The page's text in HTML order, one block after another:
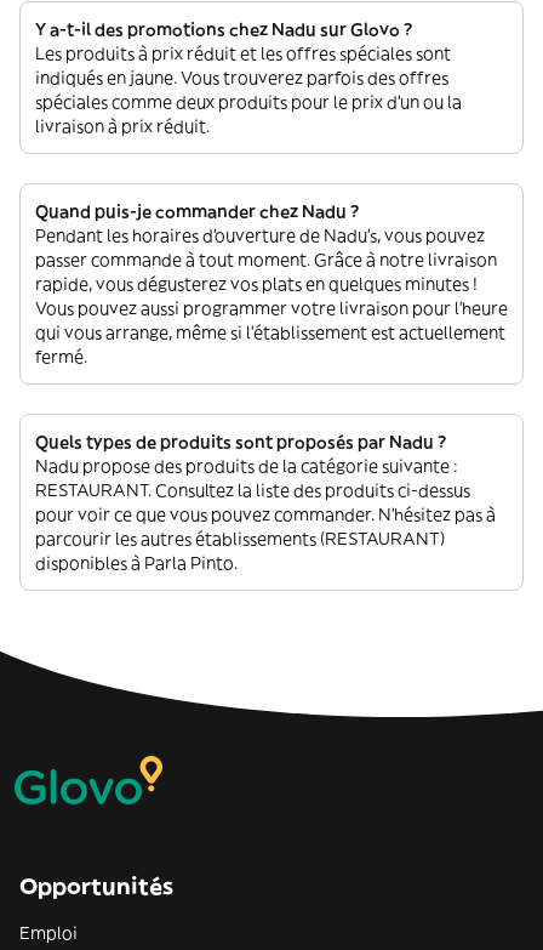
Y a-t-il des promotions chez Nadu sur Glovo ?
Les produits à prix réduit et les offres spéciales sont
indiqués en jaune. Vous trouverez parfois des offres
spéciales comme deux produits pour le prix d'un ou la
livraison à prix réduit.
Quand puis-je commander chez Nadu ?
Pendant les horaires d'ouverture de Nadu’s, vous pouvez
passer commande à tout moment. Grâce à notre livraison
rapide, vous dégusterez vos plats en quelques minutes !
Vous pouvez aussi programmer votre livraison pour l'heure
qui vous arrange, même si l'établissement est actuellement
fermé.
Quels types de produits sont proposés par Nadu ?
Nadu propose des produits de la catégorie suivante :
RESTAURANT. Consultez la liste des produits ci-dessus
pour voir ce que vous pouvez commander. N'hésitez pas à
parcourir les autres établissements (RESTAURANT)
disponibles à Parla Pinto.
Opportunités
Emploi